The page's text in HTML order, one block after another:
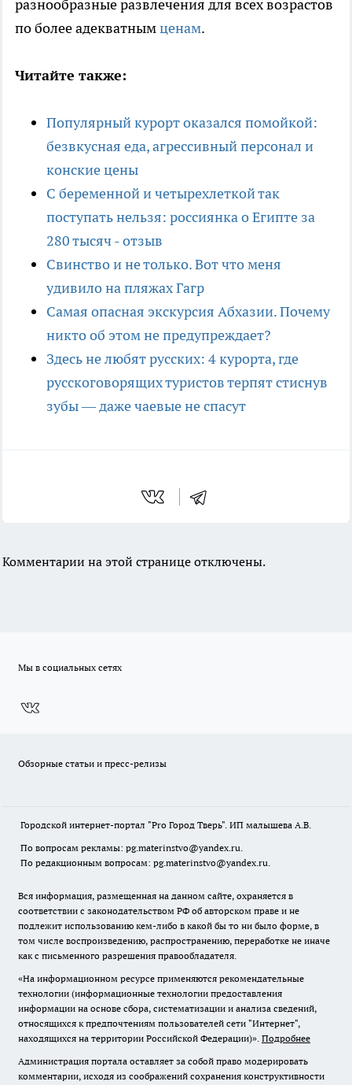
разнообразные развлечения для всех возрастов
по более адекватнымценам.
Читайте также:
Популярный курорт оказался помойкой:
безвкусная еда, агрессивный персонал и
конские цены
С беременной и четырехлеткой так
поступать нельзя: россиянка о Египте за
280 тысяч - отзыв
Свинство и не только. Вот что меня
удивило на пляжах Гагр
Самая опасная экскурсия Абхазии. Почему
никто об этом не предупреждает?
Здесь не любят русских: 4 курорта, где
русскоговорящих туристов терпят стиснув
зубы — даже чаевые не спасут
Комментарии на этой странице отключены.
Мы в социальных сетях
Обзорные статьи и пресс-релизы
Городской интернет-портал "Pro Город Тверь". ИП малышева А.В.
По вопросам рекламы: pg.materinstvo@yandex.ru.
По редакционным вопросам: pg.materinstvo@yandex.ru.
Вся информация, размещенная на данном сайте, охраняется в
соответствии с законодательством РФ об авторском праве и не
подлежит использованию кем-либо в какой бы то ни было форме, в
том числе воспроизведению, распространению, переработке не иначе
как с письменного разрешения правообладателя.
«На информационном ресурсе применяются рекомендательные
технологии (информационные технологии предоставления
информации на основе сбора, систематизации и анализа сведений,
относящихся к предпочтениям пользователей сети "Интернет",
находящихся на территории Российской Федерации)». Подробнее
Администрация портала оставляет за собой право модерировать
комментарии, исходя из соображений сохранения конструктивности